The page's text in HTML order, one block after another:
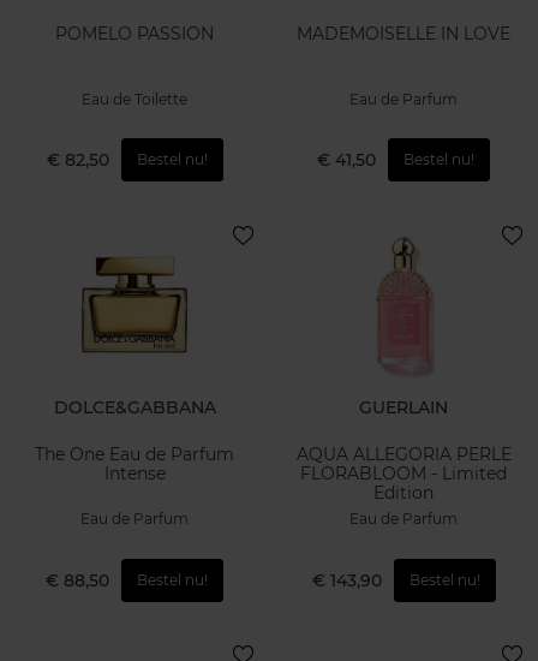
POMELO PASSION
Eau de Toilette
€ 82,50 Bestel nu!
MADEMOISELLE IN LOVE
Eau de Parfum
€ 41,50 Bestel nu!
DOLCE&GABBANA
The One Eau de Parfum
Intense
Eau de Parfum
€ 88,50 Bestel nu!
GUERLAIN
AQUA ALLEGORIA PERLE
FLORABLOOM - Limited
Edition
Eau de Parfum
€ 143,90 Bestel nu!